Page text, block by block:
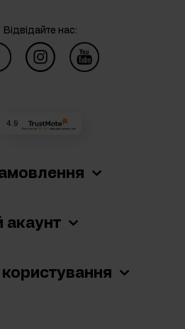
акаунт
Відвідайте нас:
4.9
На основі 69 860 відгуків за весь час